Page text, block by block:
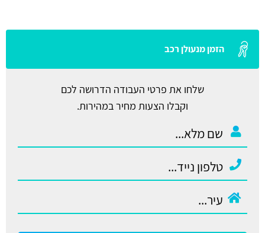
הזמן מנעולן רכב
שלחו את פרטי העבודה הדרושה לכם
וקבלו הצעות מחיר במהירות.